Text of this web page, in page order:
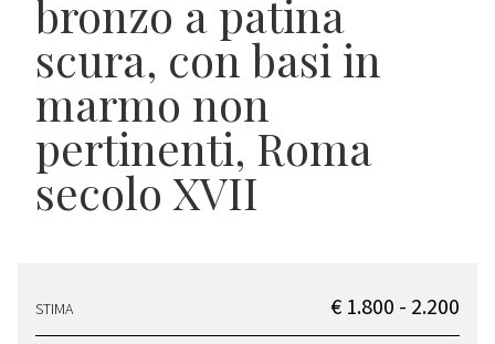
bronzo a patina
scura, con basi in
marmo non
pertinenti, Roma
secolo XVII
STIMA € 1.800 - 2.200